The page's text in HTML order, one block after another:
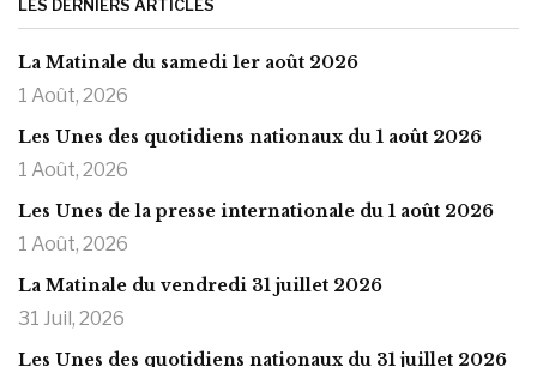
LES DERNIERS ARTICLES
La Matinale du samedi 1er août 2026
1 Août, 2026
Les Unes des quotidiens nationaux du 1 août 2026
1 Août, 2026
Les Unes de la presse internationale du 1 août 2026
1 Août, 2026
La Matinale du vendredi 31 juillet 2026
31 Juil, 2026
Les Unes des quotidiens nationaux du 31 juillet 2026